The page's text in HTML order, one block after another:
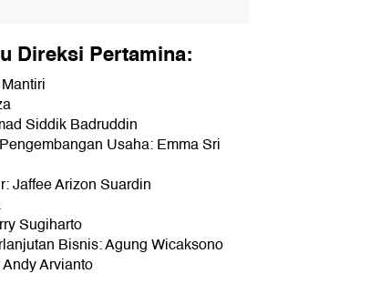
Direksi Pertamina:
Siddik Badruddin
Usaha: Emma Sri
Jaffee Arizon Suardin
Sugiharto
Bisnis: Agung Wicaksono
Arvianto